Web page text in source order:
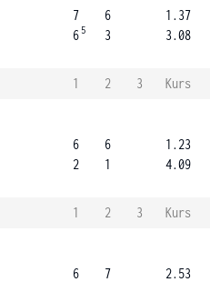
7
6 5
6
3
1.37
3.08
1 2 3
Kurs
6
2
6
1
1.23
4.09
1 2 3
Kurs
6
7
2.53